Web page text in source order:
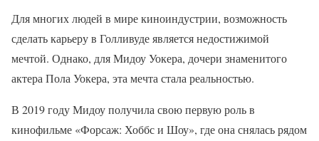
Для многих людей в мире киноиндустрии, возможность
сделать карьеру в Голливуде является недостижимой
мечтой. Однако, для Мидоу Уокера, дочери знаменитого
актера Пола Уокера, эта мечта стала реальностью.
В 2019 году Мидоу получила свою первую роль в
кинофильме «Форсаж: Хоббс и Шоу», где она снялась рядом